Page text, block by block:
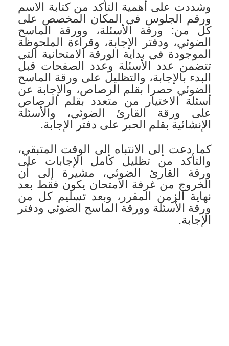
وشددت على أهمية التأكد من كتابة الاسم
ورقم الجلوس في المكان المخصص على
كل من: ورقة الأسئلة، وورقة الماسح
الضوئي، ودفتر الإجابة، وقراءة الملحوظة
الموجودة في بداية الورقة الامتحانية التي
تتضمن عدد الأسئلة وعدد الصفحات قبل
البدء بالإجابة، والتظليل على ورقة الماسح
الضوئي حصرا بقلم الرصاص، والإجابة عن
أسئلة الاختيار من متعدد بقلم الرصاص
على ورقة القارئ الضوئي، والأسئلة
الإنشائية بقلم الحبر على دفتر الإجابة.
كما دعت إلى الانتباه إلى الوقت المتبقي،
والتأكد من تظليل كامل الإجابات على
ورقة القارئ الضوئي، مشيرة إلى أن
الخروج من غرفة الامتحان يكون فقط بعد
نهاية الزمن المقرر، وبعد تسليم كل من
ورقة الأسئلة وورقة الماسح الضوئي ودفتر
الإجابة.